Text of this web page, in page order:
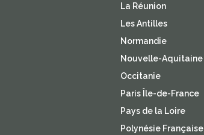
La Réunion
Les Antilles
Normandie
Nouvelle-Aquitaine
Occitanie
Paris Île-de-France
Pays de la Loire
Polynésie Française